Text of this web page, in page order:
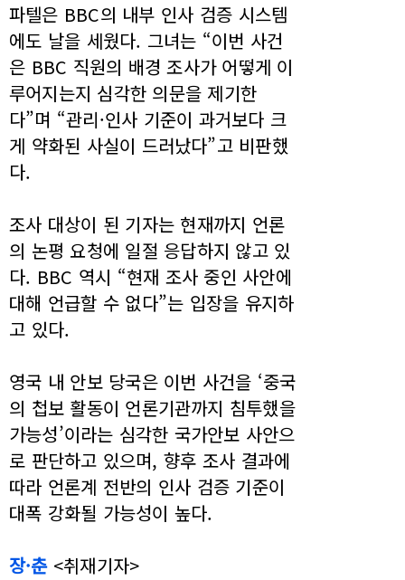
파텔은 BBC의 내부 인사 검증 시스템
에도 날을 세웠다. 그녀는 “이번 사건
은 BBC 직원의 배경 조사가 어떻게 이
루어지는지 심각한 의문을 제기한
다”며 “관리·인사 기준이 과거보다 크
게 약화된 사실이 드러났다”고 비판했
다.
조사 대상이 된 기자는 현재까지 언론
의 논평 요청에 일절 응답하지 않고 있
다. BBC 역시 “현재 조사 중인 사안에
대해 언급할 수 없다”는 입장을 유지하
고 있다.
영국 내 안보 당국은 이번 사건을 ‘중국
의 첩보 활동이 언론기관까지 침투했을
가능성’이라는 심각한 국가안보 사안으
로 판단하고 있으며, 향후 조사 결과에
따라 언론계 전반의 인사 검증 기준이
대폭 강화될 가능성이 높다.
장·춘<취재기자>